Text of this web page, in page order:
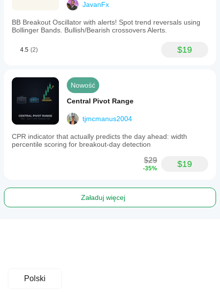
JavanFx
BB Breakout Oscillator with alerts! Spot trend reversals using
Bollinger Bands. Bullish/Bearish crossovers Alerts.
4.5 (2) $19
Nowość
Central Pivot Range
tjmcmanus2004
CPR indicator that actually predicts the day ahead: width
percentile scoring for breakout-day detection
$29
-35% $19
Załaduj więcej
Polski